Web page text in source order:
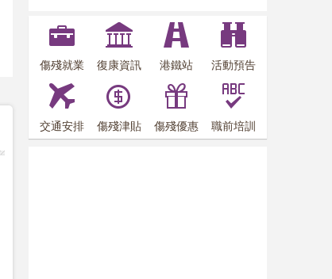
傷殘就業 復康資訊 港鐵站 活動預告
交通安排 傷殘津貼 傷殘優惠 職前培訓